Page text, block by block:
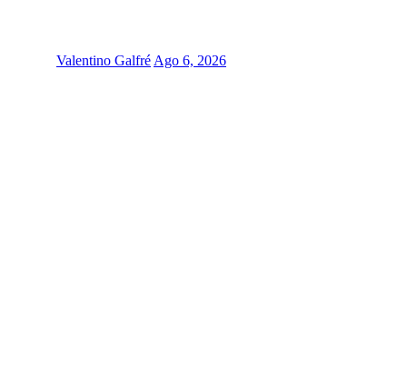
Valentino Galfré Ago 6, 2026